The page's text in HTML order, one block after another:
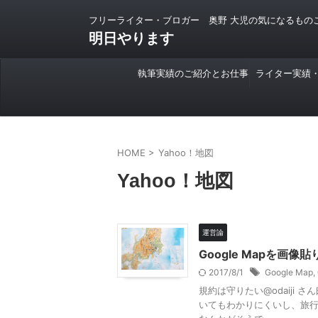
フリーライター・ブロガー 奥野 大児の気になるもの
明日やります
執筆実績のご紹介とお仕事 ライター実績
HOME > Yahoo！地図
Yahoo！地図
運営論
Google Mapを画像貼
2017/8/1 Google Map,
規約は守りたい@odaiji さ
いてもわかりにくいし、旅